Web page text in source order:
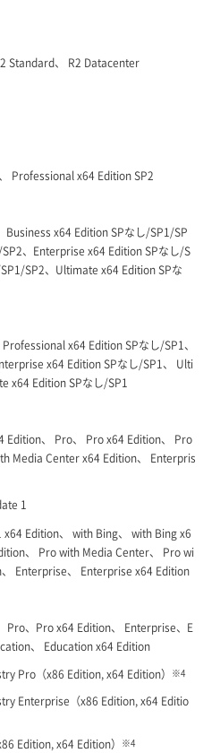
Standard、 R2 Datacenter
Professional x64 Edition SP2
Business x64 Edition SPなし/SP1/SP
、Enterprise x64 Edition SPなし/S
SP2、Ultimate x64 Edition SPな
x64 Edition SPなし/SP1、
x64 Edition SPなし/SP1、 Ulti
x64 Edition SPなし/SP1
Edition、 Pro、 Pro x64 Edition、 Pro
Media Center x64 Edition、 Enterpris
1
x64 Edition、 with Bing、 with Bing x6
、 Pro with Media Center、 Pro wi
Enterprise、 Enterprise x64 Edition
Pro、Pro x64 Edition、 Enterprise、E
、 Education x64 Edition
Pro（x86 Edition, x64 Edition） ※4
Enterprise（x86 Edition, x64 Editio
Edition, x64 Edition） ※4